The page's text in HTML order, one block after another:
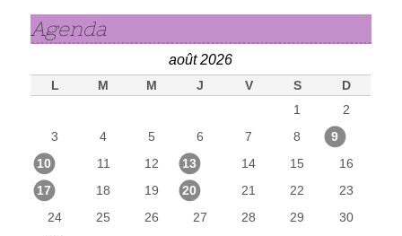
Agenda
août 2026
L M M J V S
D
1
2
3
4 5 6 7 8
9
10
11 12 13 14 15
16
17
18 19 20 21 22
23
24
25 26 27 28 29
30